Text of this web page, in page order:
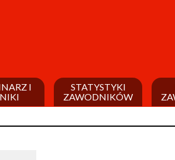
I
STATYSTYKI
ZAWODNIKÓW